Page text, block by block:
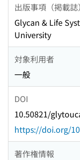
出版事項（掲載誌）
Glycan & Life
University
対象利用者
一般
DOI
10.50821/
https://doi.org/
著作権情報